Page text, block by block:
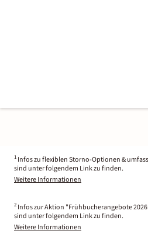
1 Infos zu flexiblen Storno-Optionen &
sind unter folgendem Link zu finden.
Weitere Informationen
2 Infos zur Aktion "Frühbucherangebote
sind unter folgendem Link zu finden.
Weitere Informationen